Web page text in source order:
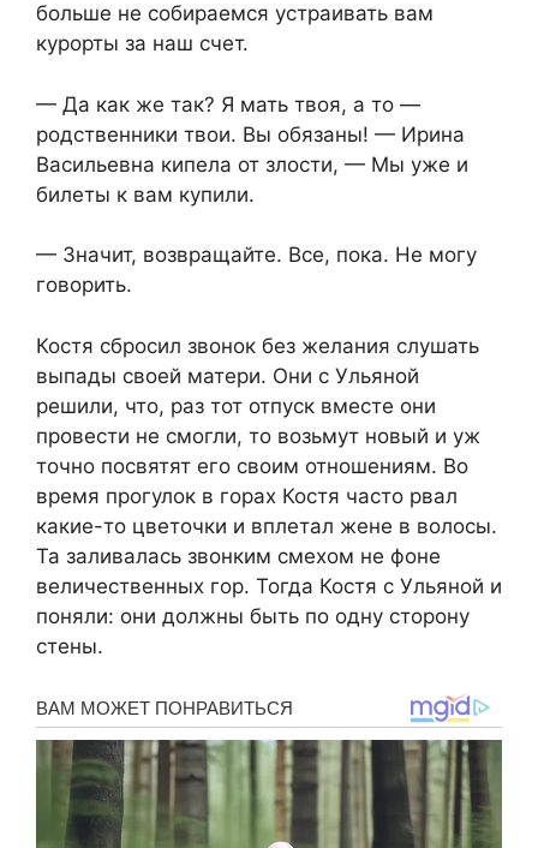
больше не собираемся устраивать вам
курорты за наш счет.
— Да как же так? Я мать твоя, а то —
родственники твои. Вы обязаны! — Ирина
Васильевна кипела от злости, — Мы уже и
билеты к вам купили.
— Значит, возвращайте. Все, пока. Не могу
говорить.
Костя сбросил звонок без желания слушать
выпады своей матери. Они с Ульяной
решили, что, раз тот отпуск вместе они
провести не смогли, то возьмут новый и уж
точно посвятят его своим отношениям. Во
время прогулок в горах Костя часто рвал
какие-то цветочки и вплетал жене в волосы.
Та заливалась звонким смехом не фоне
величественных гор. Тогда Костя с Ульяной и
поняли: они должны быть по одну сторону
стены.